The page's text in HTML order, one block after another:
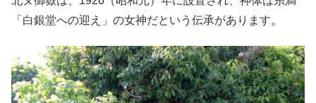
「白銀堂への迎え」の女神だという伝承があります。